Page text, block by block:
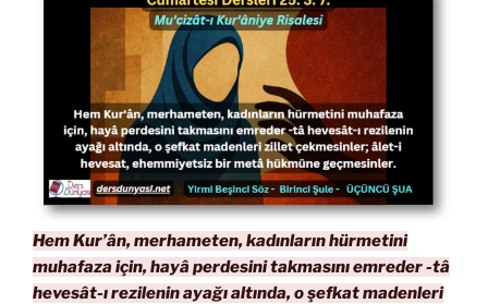
Hem Kur’ân, merhameten, kadınların hürmetini
muhafaza için, hayâ perdesini takmasını emreder -tâ
hevesât-ı rezilenin ayağı altında, o şefkat madenleri